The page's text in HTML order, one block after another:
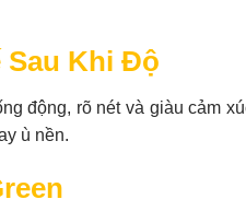
Sau Khi Độ
động, rõ nét và giàu cảm
ù nền.